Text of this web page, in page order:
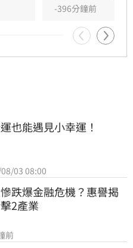
-396分鐘前
也能遇見小幸運！
03 08:00
跌爆金融危機？惠譽揭
2產業
前